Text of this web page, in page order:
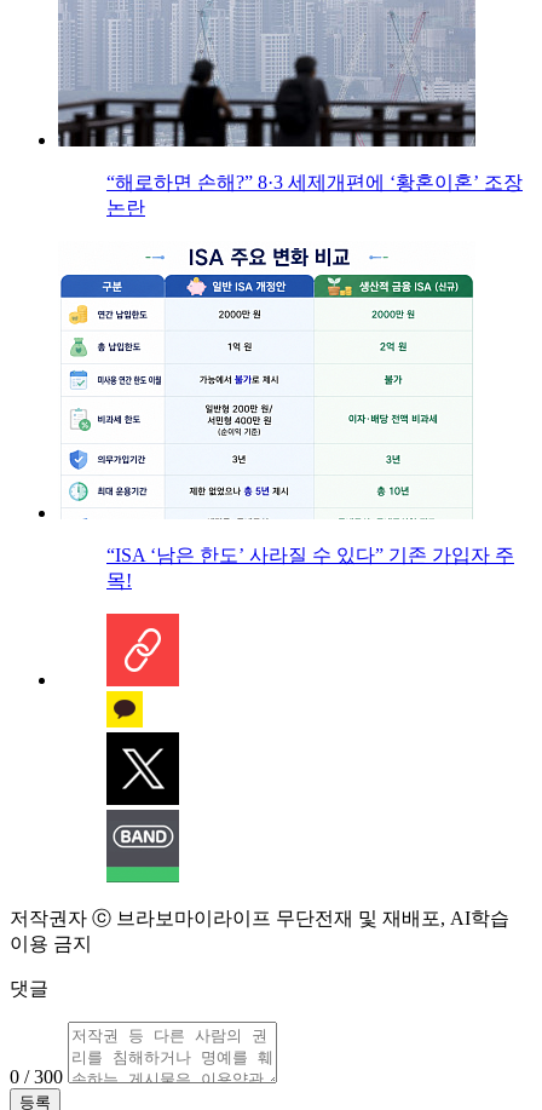
“해로하면 손해?” 8·3 세제개편에 ‘황혼이혼’ 조장
논란
“ISA ‘남은 한도’ 사라질 수 있다” 기존 가입자 주
목!
저작권자 ⓒ 브라보마이라이프 무단전재 및 재배포, AI학습
이용 금지
댓글
0 / 300